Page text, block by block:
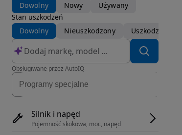
Dowolny
Nowy
Używany
Stan uszkodzeń
Dowolny
Nieuszkodzony Uszkodzony
Obsługiwane przez AutoIQ
Silnik i napęd
Pojemność skokowa, moc, napęd